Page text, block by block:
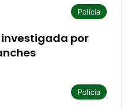
Polícia
investigada por
Polícia